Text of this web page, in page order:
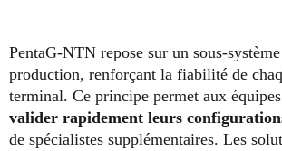
PentaG-NTN repose sur un sous-
production, renforçant la fiabilité de
terminal. Ce principe permet aux
valider rapidement leurs
de spécialistes supplémentaires. Les